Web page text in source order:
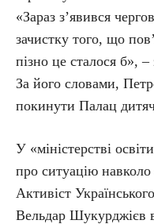
«Зараз з’явився
зачистку того, що
пізно це сталося б»,
За його словами,
покинути Палац
У «міністерстві
про ситуацію навколо
Активіст
Вельдар Шукурджієв